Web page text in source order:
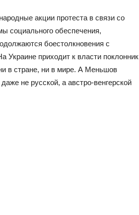
акции протеста в связи со
социального обеспечения,
боестолкновения с
Украине приходит к власти поклонник
в стране, ни в мире. А Меньшов
не русской, а австро-венгерской